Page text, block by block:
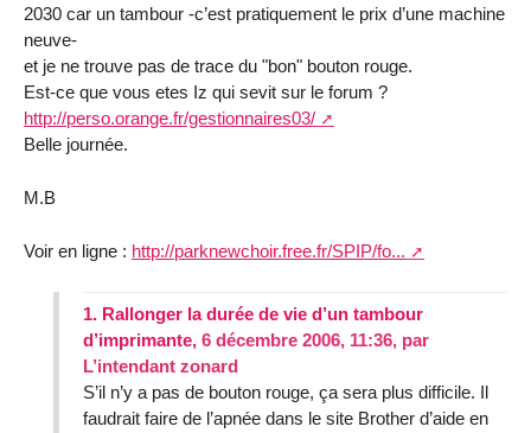
2030 car un tambour -c’est pratiquement le prix d’une machine
neuve-
et je ne trouve pas de trace du "bon" bouton rouge.
Est-ce que vous etes Iz qui sevit sur le forum ?
http://perso.orange.fr/gestionnaires03/
Belle journée.
M.B
Voir en ligne : http://parknewchoir.free.fr/SPIP/fo...
1. Rallonger la durée de vie d’un tambour
d’imprimante, 6 décembre 2006, 11:36, par
L’intendant zonard
S’il n’y a pas de bouton rouge, ça sera plus difficile. Il
faudrait faire de l’apnée dans le site Brother d’aide en